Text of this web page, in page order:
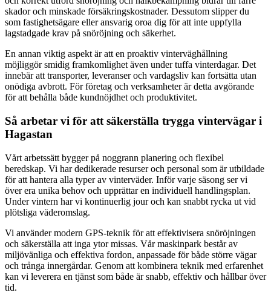
skador och minskade försäkringskostnader. Dessutom slipper du
som fastighetsägare eller ansvarig oroa dig för att inte uppfylla
lagstadgade krav på snöröjning och säkerhet.
En annan viktig aspekt är att en proaktiv vinterväghållning
möjliggör smidig framkomlighet även under tuffa vinterdagar. Det
innebär att transporter, leveranser och vardagsliv kan fortsätta utan
onödiga avbrott. För företag och verksamheter är detta avgörande
för att behålla både kundnöjdhet och produktivitet.
Så arbetar vi för att säkerställa trygga vintervägar i
Hagastan
Vårt arbetssätt bygger på noggrann planering och flexibel
beredskap. Vi har dedikerade resurser och personal som är utbildade
för att hantera alla typer av vinterväder. Inför varje säsong ser vi
över era unika behov och upprättar en individuell handlingsplan.
Under vintern har vi kontinuerlig jour och kan snabbt rycka ut vid
plötsliga väderomslag.
Vi använder modern GPS-teknik för att effektivisera snöröjningen
och säkerställa att inga ytor missas. Vår maskinpark består av
miljövänliga och effektiva fordon, anpassade för både större vägar
och trånga innergårdar. Genom att kombinera teknik med erfarenhet
kan vi leverera en tjänst som både är snabb, effektiv och hållbar över
tid.